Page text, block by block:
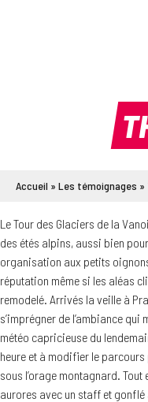
Accueil » Les témoignages »
Le Tour des Glaciers de la
des étés alpins, aussi bien
organisation aux petits
réputation même si les aléas
remodelé. Arrivés la veille à
s’imprégner de l’ambiance
météo capricieuse du
heure et à modifier le
sous l’orage montagnard.
aurores avec un staff et